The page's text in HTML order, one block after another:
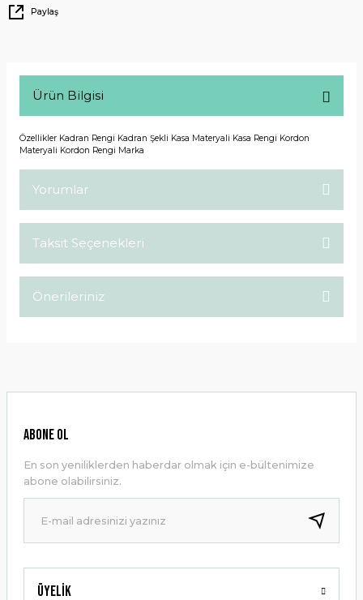
Paylaş
Ürün Bilgisi
Özellikler Kadran Rengi Kadran Şekli Kasa Materyali Kasa Rengi Kordon
Materyali Kordon Rengi Marka
Yorumlar
Taksit Seçenekleri
Önerileriniz
Ürün resmi kalitesiz, bozuk veya görüntülenemiyor.
Ürün bilgilerinde hatalar bulunuyor.
Ürün fiyatı diğer sitelerden daha pahalı.
Bu ürüne benzer farklı alternatifler olmalı.
Üyelik
ABONE OL
En son yeniliklerden haberdar olmak için e-bültenimize
abone olabilirsiniz.